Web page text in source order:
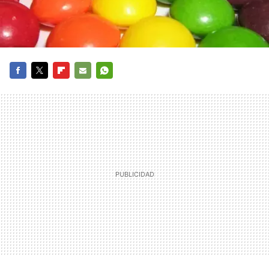
MAIL